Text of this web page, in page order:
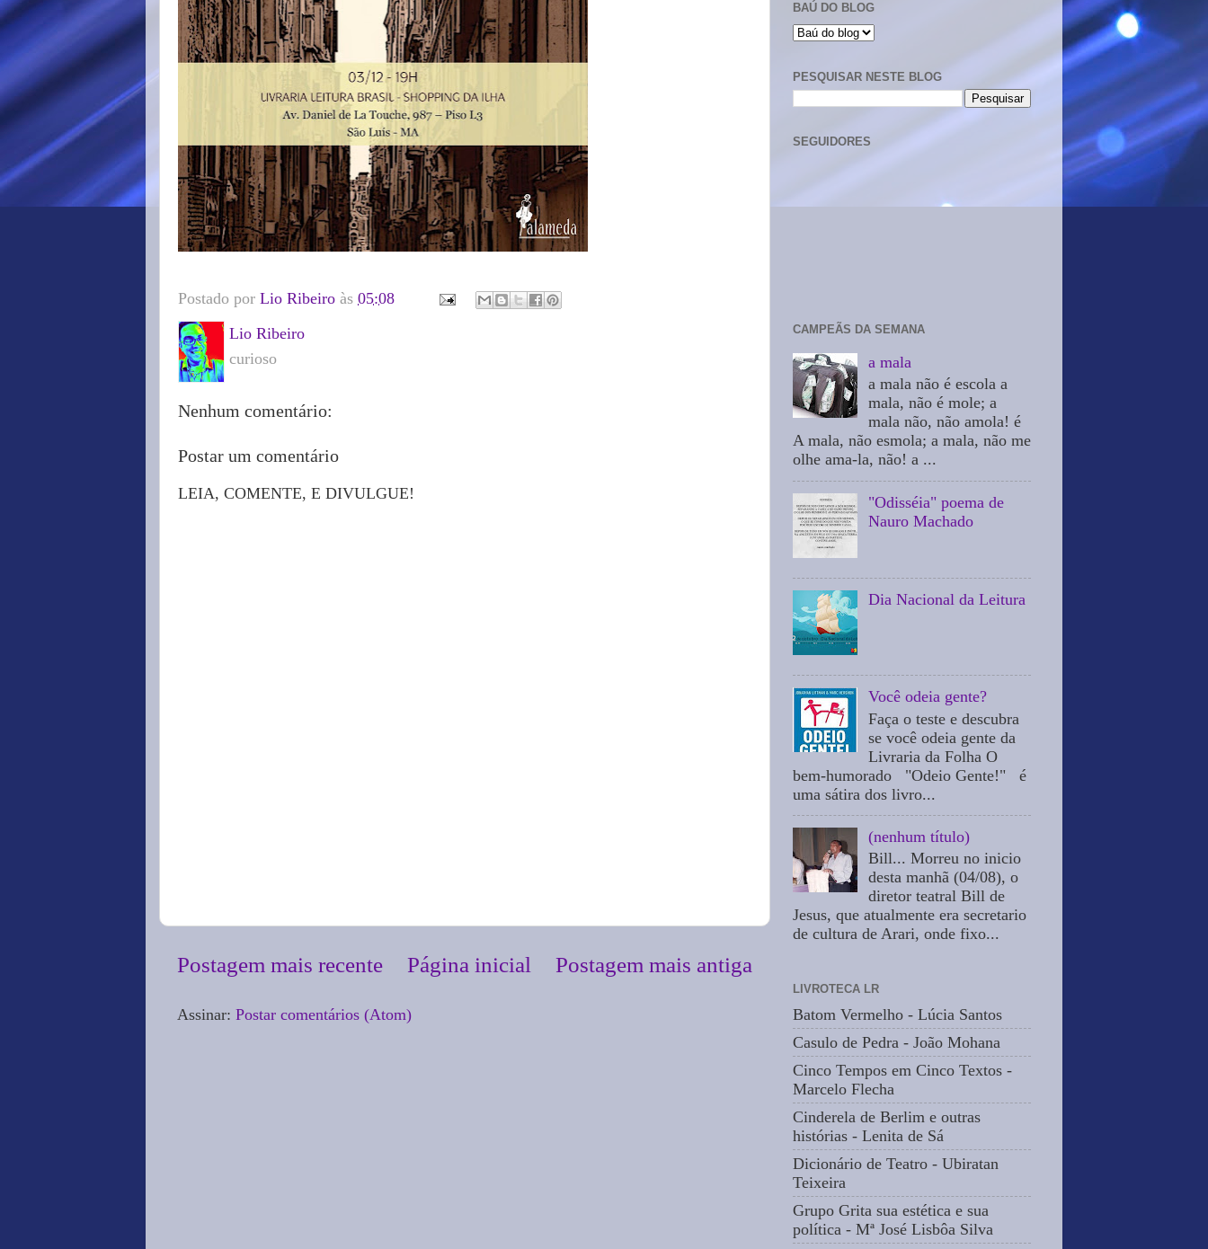
Postado por Lio Ribeiro às 05:08
Lio Ribeiro
curioso
Nenhum comentário:
Postar um comentário
LEIA, COMENTE, E DIVULGUE!
Postagem mais recente Postagem mais antiga
Página inicial
Assinar: Postar comentários (Atom)
BAÚ DO BLOG
PESQUISAR NESTE BLOG
SEGUIDORES
CAMPEÃS DA SEMANA
a mala
a mala não é escola a
mala, não é mole; a
mala não, não amola! é
A mala, não esmola; a mala, não me
olhe ama-la, não! a ...
"Odisséia" poema de
Nauro Machado
Dia Nacional da Leitura
Você odeia gente?
Faça o teste e descubra
se você odeia gente da
Livraria da Folha O
bem-humorado "Odeio Gente!" é
uma sátira dos livro...
(nenhum título)
Bill... Morreu no inicio
desta manhã (04/08), o
diretor teatral Bill de
Jesus, que atualmente era secretario
de cultura de Arari, onde fixo...
LIVROTECA LR
Batom Vermelho - Lúcia Santos
Casulo de Pedra - João Mohana
Cinco Tempos em Cinco Textos -
Marcelo Flecha
Cinderela de Berlim e outras
histórias - Lenita de Sá
Dicionário de Teatro - Ubiratan
Teixeira
Grupo Grita sua estética e sua
política - Mª José Lisbôa Silva